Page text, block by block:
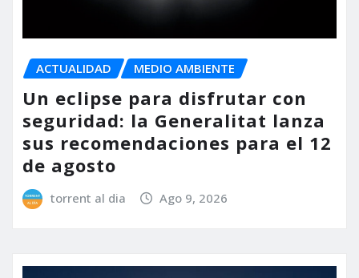
ACTUALIDAD MEDIO AMBIENTE
Un eclipse para disfrutar con
seguridad: la Generalitat lanza
sus recomendaciones para el 12
de agosto
torrent al dia Ago 9, 2026